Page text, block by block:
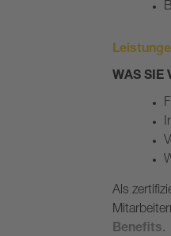
WAS SIE
Als
Benefits.